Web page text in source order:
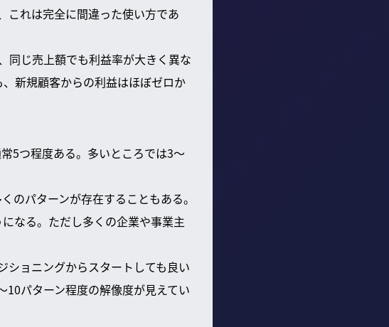
これは完全に間違った使い方であ
同じ売上額でも利益率が大きく異な
新規顧客からの利益はほぼゼロか
5つ程度ある。多いところでは3〜
のパターンが存在することもある。
なる。ただし多くの企業や事業主
ショニングからスタートしても良い
パターン程度の解像度が見えてい